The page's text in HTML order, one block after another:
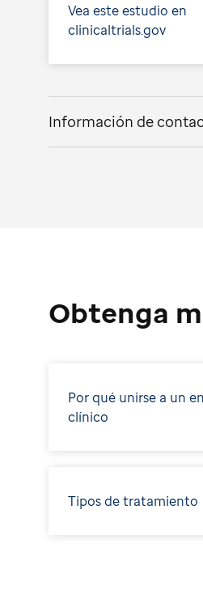
Vea este estudio en
clinicaltrials.gov
Información de
Obtenga
Por qué unirse a un
clínico
Tipos de tratamiento